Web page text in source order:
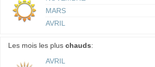
MARS
AVRIL
Les mois les plus chauds:
AVRIL